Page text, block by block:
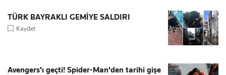
TÜRK BAYRAKLI GEMİYE SALDIRI
Kaydet
Avengers'ı geçti! Spider-Man'den tarihi gişe